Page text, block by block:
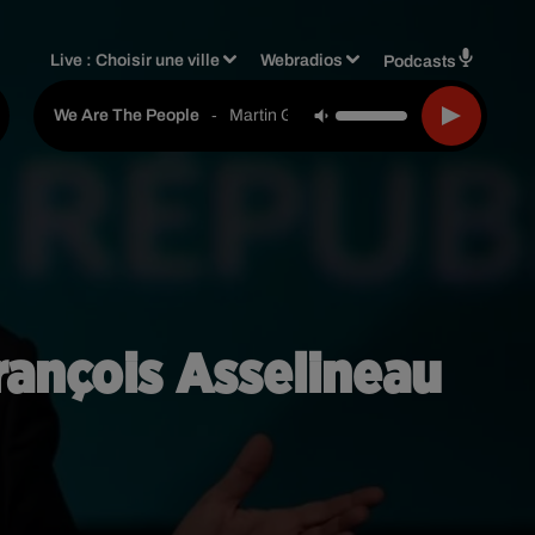
Live :Choisir une ville Webradios Podcasts
We Are The People - Martin Garrix Feat. Bono & The Edge
Asselineau